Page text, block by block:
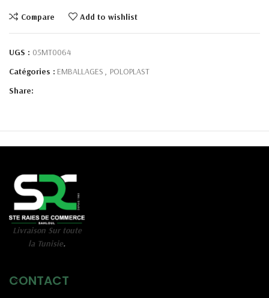
Compare Add to wishlist
UGS : 05MT0064
Catégories : EMBALLAGES , POLOPLAST
Share:
Livraison Sur toute
la Tunisie.
CONTACT